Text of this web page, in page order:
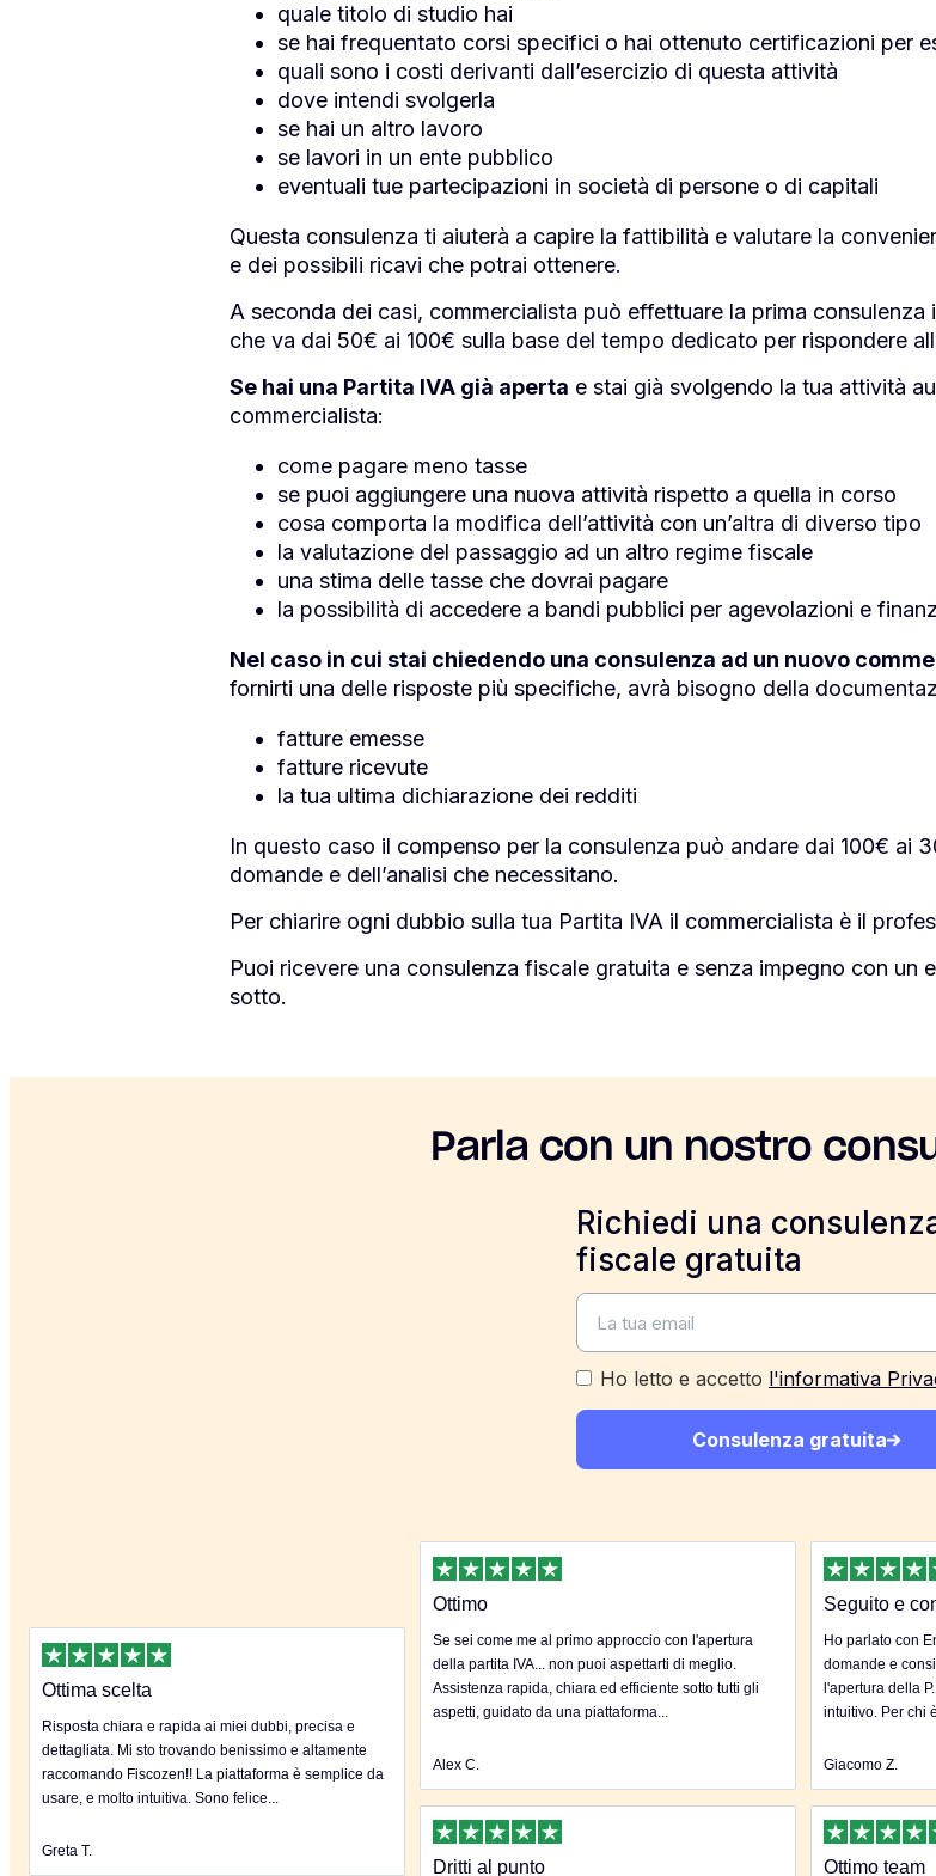
quale titolo di studio hai
se hai frequentato corsi specifici o hai ottenuto certificazioni per
quali sono i costi derivanti dall’esercizio di questa attività
dove intendi svolgerla
se hai un altro lavoro
se lavori in un ente pubblico
eventuali tue partecipazioni in società di persone o di capitali
Questa consulenza ti aiuterà a capire la fattibilità e valutare la
e dei possibili ricavi che potrai ottenere.
A seconda dei casi, commercialista può effettuare la prima
che va dai 50€ ai 100€ sulla base del tempo dedicato per rispondere
Se hai una Partita IVA già aperta e stai già svolgendo la tua attività
commercialista:
come pagare meno tasse
se puoi aggiungere una nuova attività rispetto a quella in corso
cosa comporta la modifica dell’attività con un’altra di diverso tipo
la valutazione del passaggio ad un altro regime fiscale
una stima delle tasse che dovrai pagare
la possibilità di accedere a bandi pubblici per agevolazioni e
Nel caso in cui stai chiedendo una consulenza ad un nuovo
fornirti una delle risposte più specifiche, avrà bisogno della
fatture emesse
fatture ricevute
la tua ultima dichiarazione dei redditi
In questo caso il compenso per la consulenza può andare dai 100€ ai
domande e dell’analisi che necessitano.
Per chiarire ogni dubbio sulla tua Partita IVA il commercialista è il
Puoi ricevere una consulenza fiscale gratuita e senza impegno con un
sotto.
Parla con un nostro
Richiedi una
fiscale gratuita
Ho letto e accetto l'informativa
Consulenza gratuita
Ottima scelta
Risposta chiara e rapida ai miei dubbi, precisa e
dettagliata. Mi sto trovando benissimo e altamente
raccomando Fiscozen!! La piattaforma è semplice da
usare, e molto intuitiva. Sono felice...
Greta T.
Ottimo
Se sei come me al primo approccio con l'apertura
della partita IVA... non puoi aspettarti di meglio.
Assistenza rapida, chiara ed efficiente sotto tutti gli
aspetti, guidato da una piattaforma...
Alex C.
Seguito e
Ho parlato con
domande e
l'apertura della
intuitivo. Per chi
Giacomo Z.
Dritti al punto Ottimo team